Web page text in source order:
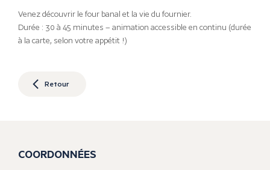
Venez découvrir le four banal et la vie du fournier.
Durée : 30 à 45 minutes – animation accessible en continu (durée
à la carte, selon votre appétit !)
Retour
COORDONNÉES